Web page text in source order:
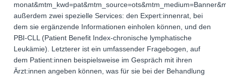
außerdem zwei spezielle Services: den Expert:innenrat, bei
dem sie ergänzende Informationen einholen können, und den
PBI-CLL (Patient Benefit Index-chronische lymphatische
Leukämie). Letzterer ist ein umfassender Fragebogen, auf
dem Patient:innen beispielsweise im Gespräch mit ihren
Ärzt:innen angeben können, was für sie bei der Behandlung